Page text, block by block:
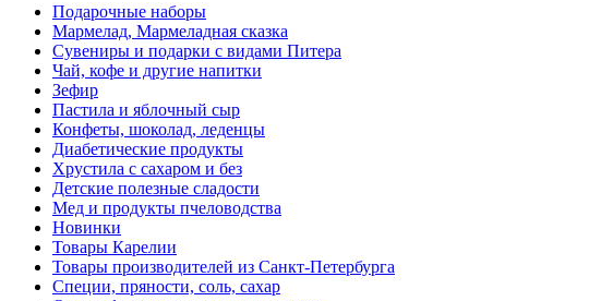
Подарочные наборы
Мармелад, Мармеладная сказка
Сувениры и подарки с видами Питера
Чай, кофе и другие напитки
Зефир
Пастила и яблочный сыр
Конфеты, шоколад, леденцы
Диабетические продукты
Хрустила с сахаром и без
Детские полезные сладости
Мед и продукты пчеловодства
Новинки
Товары Карелии
Товары производителей из Санкт-Петербурга
Специи, пряности, соль, сахар